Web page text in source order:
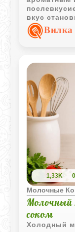
вкус
напиток
хорошоВилка
1,33K 0
Молочные
соком
Холодный